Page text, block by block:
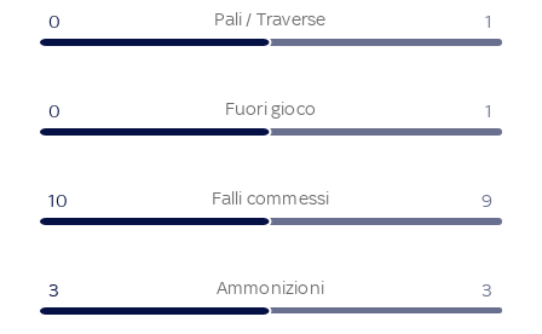
Pali / Traverse
0 1
Fuori gioco
0 1
Falli commessi
10 9
Ammonizioni
3 3